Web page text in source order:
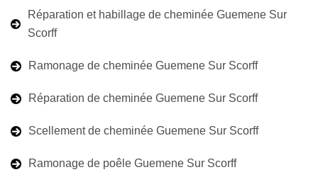
Réparation et habillage de cheminée Guemene Sur
Scorff
Ramonage de cheminée Guemene Sur Scorff
Réparation de cheminée Guemene Sur Scorff
Scellement de cheminée Guemene Sur Scorff
Ramonage de poêle Guemene Sur Scorff